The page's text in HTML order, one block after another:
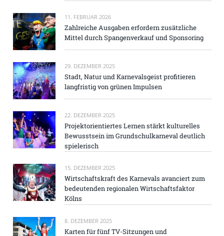
11. FEBRUAR 2026
Zahlreiche Ausgaben erfordern zusätzliche
Mittel durch Spangenverkauf und Sponsoring
29. DEZEMBER 2025
Stadt, Natur und Karnevalsgeist profitieren
langfristig von grünen Impulsen
22. DEZEMBER 2025
Projektorientiertes Lernen stärkt kulturelles
Bewusstsein im Grundschulkarneval deutlich
spielerisch
15. DEZEMBER 2025
Wirtschaftskraft des Karnevals avanciert zum
bedeutenden regionalen Wirtschaftsfaktor
Kölns
8. DEZEMBER 2025
Karten für fünf TV-Sitzungen und